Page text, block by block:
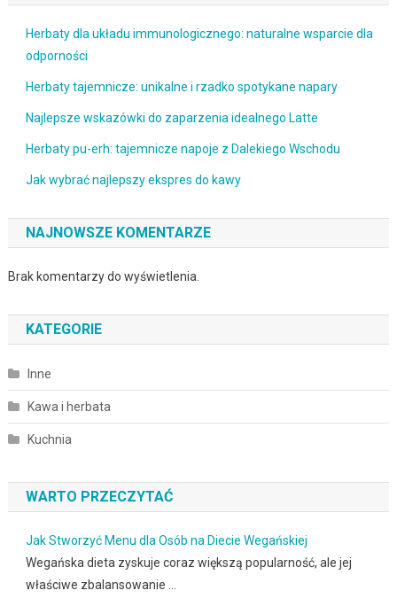
Herbaty dla układu immunologicznego: naturalne wsparcie dla
odporności
Herbaty tajemnicze: unikalne i rzadko spotykane napary
Najlepsze wskazówki do zaparzenia idealnego Latte
Herbaty pu-erh: tajemnicze napoje z Dalekiego Wschodu
Jak wybrać najlepszy ekspres do kawy
NAJNOWSZE KOMENTARZE
Brak komentarzy do wyświetlenia.
KATEGORIE
Inne
Kawa i herbata
Kuchnia
WARTO PRZECZYTAĆ
Jak Stworzyć Menu dla Osób na Diecie Wegańskiej
Wegańska dieta zyskuje coraz większą popularność, ale jej
właściwe zbalansowanie …